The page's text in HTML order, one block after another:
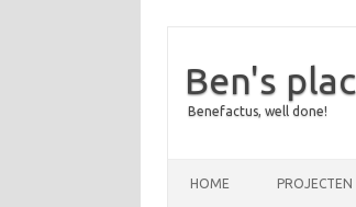
Ben's
Benefactus, well done!
HOME PROJECTEN